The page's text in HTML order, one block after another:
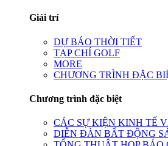
Giải trí
DỰ BÁO THỜI TIẾT
TẠP CHÍ GOLF
MORE
CHƯƠNG TRÌNH ĐẶC
Chương trình đặc biệt
CÁC SỰ KIỆN KINH TẾ
DIỄN ĐÀN BẤT ĐỘNG